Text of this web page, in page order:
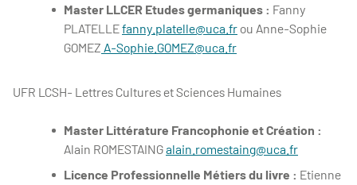
Master LLCER Etudes germaniques : Fanny
PLATELLEfanny.platelle@uca.frou Anne-Sophie
GOMEZ A-Sophie.GOMEZ@uca.fr
UFR LCSH- Lettres Cultures et Sciences Humaines
Master Littérature Francophonie et Création :
Alain ROMESTAINGalain.romestaing@uca.fr
Licence Professionnelle Métiers du livre : Etienne